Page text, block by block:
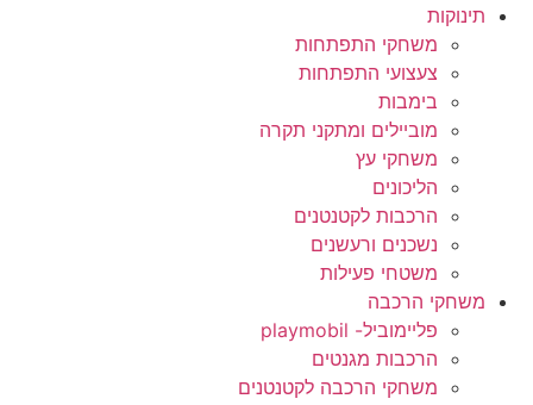
תינוקות
משחקי התפתחות
צעצועי התפתחות
בימבות
מוביילים ומתקני תקרה
משחקי עץ
הליכונים
הרכבות לקטנטנים
נשכנים ורעשנים
משטחי פעילות
משחקי הרכבה
פליימוביל- playmobil
הרכבות מגנטים
משחקי הרכבה לקטנטנים